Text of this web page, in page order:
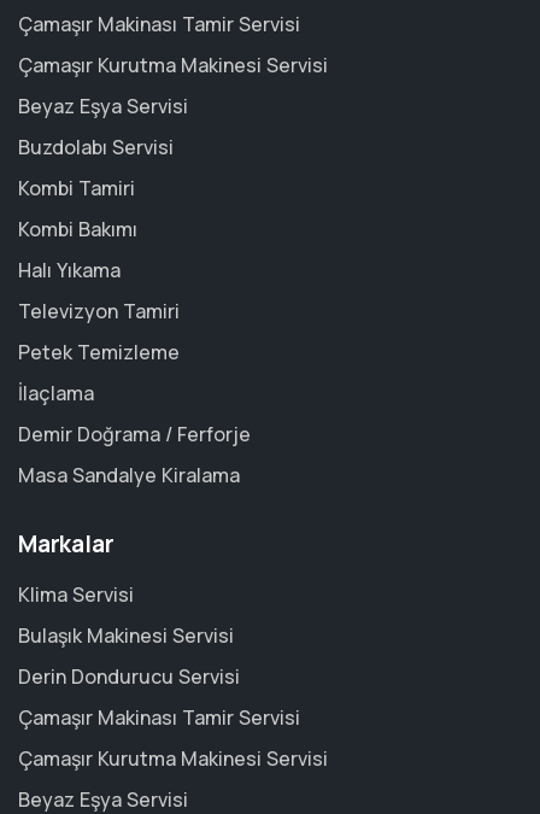
Çamaşır Makinası Tamir Servisi
Çamaşır Kurutma Makinesi Servisi
Beyaz Eşya Servisi
Buzdolabı Servisi
Kombi Tamiri
Kombi Bakımı
Halı Yıkama
Televizyon Tamiri
Petek Temizleme
İlaçlama
Demir Doğrama / Ferforje
Masa Sandalye Kiralama
Markalar
Klima Servisi
Bulaşık Makinesi Servisi
Derin Dondurucu Servisi
Çamaşır Makinası Tamir Servisi
Çamaşır Kurutma Makinesi Servisi
Beyaz Eşya Servisi